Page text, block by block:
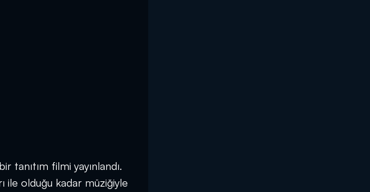
tanıtım filmi yayınlandı.
ile olduğu kadar müziğiyle